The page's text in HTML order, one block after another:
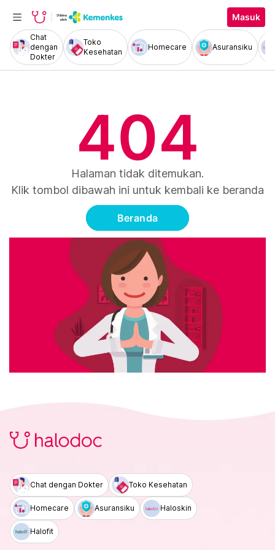
Masuk
Chat
dengan
Dokter
Toko
Kesehatan
Homecare Asuransiku
404
Halaman tidak ditemukan.
Klik tombol dibawah ini untuk kembali ke beranda
Beranda
Chat dengan Dokter Toko Kesehatan
Homecare Asuransiku Haloskin
Halofit